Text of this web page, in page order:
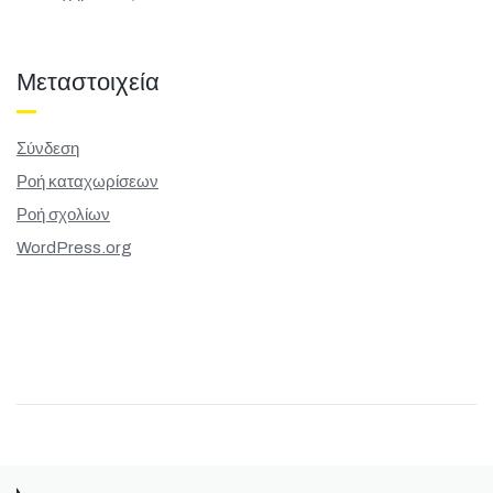
Μεταστοιχεία
Σύνδεση
Ροή καταχωρίσεων
Ροή σχολίων
WordPress.org